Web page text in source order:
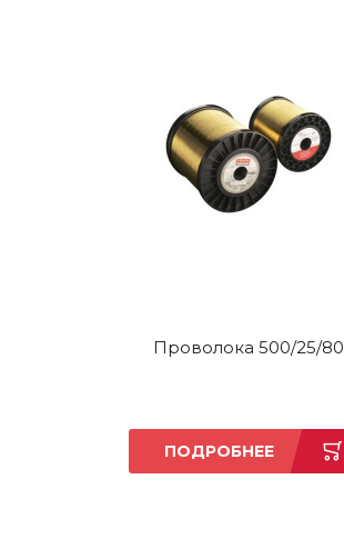
Проволока 500/25/80
ПОДРОБНЕЕ